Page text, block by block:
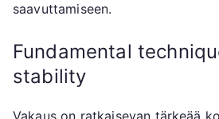
saavuttamiseen.
Fundamental
stability